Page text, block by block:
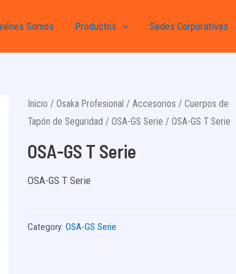
Somos Productos Sedes Corporativas
Inicio / Osaka Profesional / Accesorios / Cuerpos de
Tapón de Seguridad / OSA-GS Serie / OSA-GS T Serie
OSA-GS T Serie
OSA-GS T Serie
Category: OSA-GS Serie